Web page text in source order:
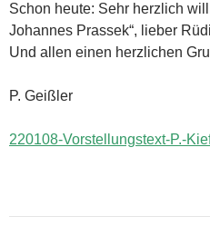
Schon heute: Sehr herzlich
Johannes Prassek“, lieber
Und allen einen herzlichen
P. Geißler
220108-Vorstellungstext-P.-